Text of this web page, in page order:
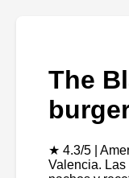
The
★ 4.3/5 |
Valencia.